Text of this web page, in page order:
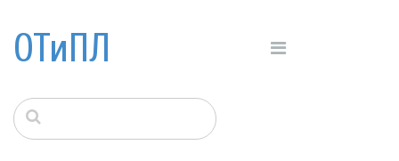
ОТиПЛ